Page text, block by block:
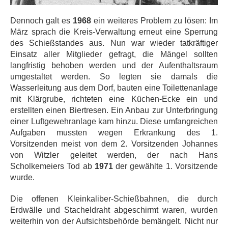
Dennoch galt es 1968 ein weiteres Problem zu lösen: Im
März sprach die Kreis-Verwaltung erneut eine Sperrung
des Schießstandes aus. Nun war wieder tatkräftiger
Einsatz aller Mitglieder gefragt, die Mängel sollten
langfristig behoben werden und der Aufenthaltsraum
umgestaltet werden. So legten sie damals die
Wasserleitung aus dem Dorf, bauten eine Toilettenanlage
mit Klärgrube, richteten eine Küchen-Ecke ein und
erstellten einen Biertresen. Ein Anbau zur Unterbringung
einer Luftgewehranlage kam hinzu. Diese umfangreichen
Aufgaben mussten wegen Erkrankung des 1.
Vorsitzenden meist von dem 2. Vorsitzenden Johannes
von Witzler geleitet werden, der nach Hans
Scholkemeiers Tod ab 1971der gewählte 1. Vorsitzende
wurde.
Die offenen Kleinkaliber-Schießbahnen, die durch
Erdwälle und Stacheldraht abgeschirmt waren, wurden
weiterhin von der Aufsichtsbehörde bemängelt. Nicht nur